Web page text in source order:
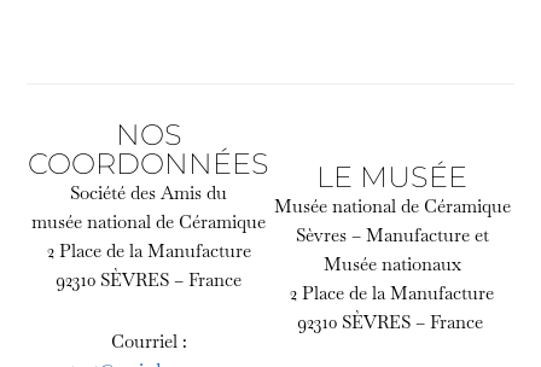
NOS
COORDONNÉES
Société des Amis du
musée national de Céramique
2 Place de la Manufacture
92310 SÈVRES – France
Courriel :
LE MUSÉE
Musée national de Céramique
Sèvres – Manufacture et
Musée nationaux
2 Place de la Manufacture
92310 SÈVRES – France